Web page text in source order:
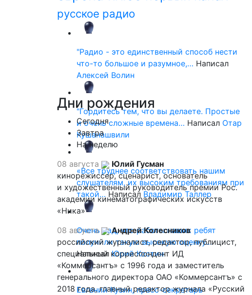
русское радио
"Радио - это единственный способ нести
что-то большое и разумное,… Написал
Алексей Волин
"Гордитесь тем, что вы делаете. Простые
и очень сложные времена… Написал Отар
Кушанашвили
«Все труднее соответствовать нашим
слушателям, их высоким требованиям при
такой… Написал Владимир Таллер
Очень рад, что работы наших ребят
получили такую высокую оценку…
НаписалЮрий Костин
Евгений Кузин, пресс-секретарь
Дни рождения
Сегодня
Завтра
На неделю
08 августа
Юлий Гусман
кинорежиссер, сценарист, основатель
и художественный руководитель премии Рос.
академии кинематографических искусств
«Ника»
08 августа
Андрей Колесников
российский журналист, редактор, публицист,
специальный корреспондент ИД
«Коммерсантъ» с 1996 года и заместитель
генерального директора ОАО «Коммерсантъ» с
2018 года, главный редактор журнала «Русский